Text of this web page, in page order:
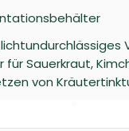
Sauerkraut,
von